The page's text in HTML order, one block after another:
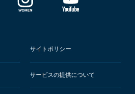
サイトポリシー
サービスの提供について